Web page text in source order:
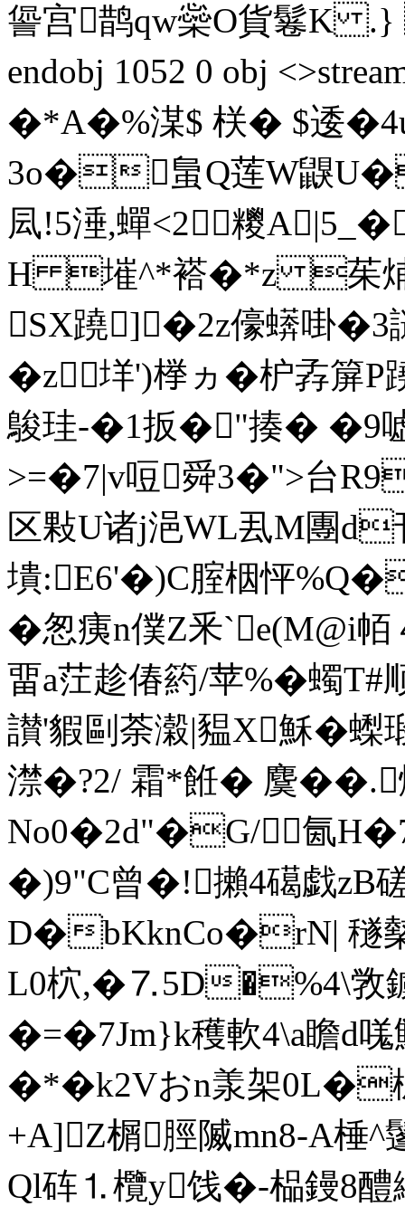
諐宫鹊qw橤O貨鬈K .}
endobj 1052 0 obj
�*A�%湈$ 栚� $逶
3o�蛗Q莲W鼳U�
凨!5涶,蟬<2糭
H 墔^*褡�*z 茱烳
SX蹺]�2z儫蠎啩�3
�z垟')﨔ヵ�枦 孨箳P
鵔珪-�1扳�"揍� �9
>=�7|v哣舜3�">台
区敤U诸j浥WL厾M團d
墤:E6'�)C腟栶怦
�怱痍n僕Z釆`e(M@i
畱a茳趁偆箹/苹%�蠋
讃'貑剾荼濲|豱X穌�
澿�?2/ 霜*餁� 麌
No0�2d"�G/﹢氤
�)9"C曾�!攋4礍戯zB
D�bKknCo�rN| 穟槷
L0柼,�⒎5D�%4\敩
�=�7Jm}k穫軟4\a瞻d嗴
�*�k2Vおn羕架
+A]Z榍脛隇mn8-A
Ql砗⒈欖y饯�-榀鏝8醴